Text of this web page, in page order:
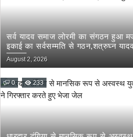
सर्व यादव समाज लोरमी का संगठन हुआ
इकाई का सर्वसम्मति से गठन,शत्रुघ्न
लोरमी शहरी अध्यक्ष
August 2, 2026
0 233